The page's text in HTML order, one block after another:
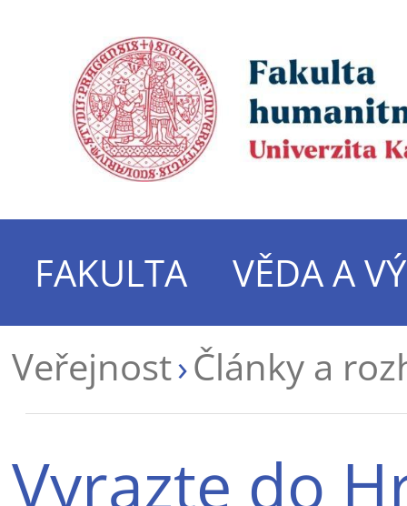
FAKULTA
VĚDA A
Veřejnost Články a
Vyrazte do